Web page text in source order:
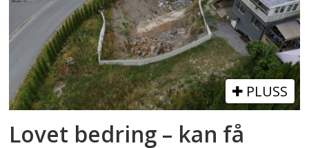
PLUSS
Lovet bedring – kan få